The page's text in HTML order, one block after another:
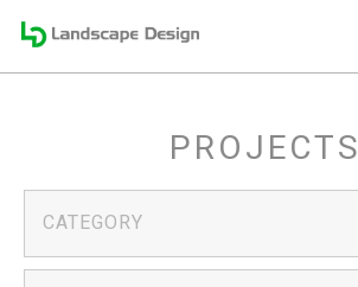
PROJECTS
CATEGORY